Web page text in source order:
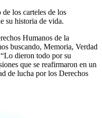
los carteles de los
su historia de vida.
Humanos de la
buscando, Memoria, Verdad
dieron todo por su
que se reafirmaron en un
de lucha por los Derechos